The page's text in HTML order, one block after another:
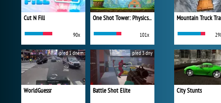
Cut N Fill
90x
One Shot Tower: Physics Destroyer
101x
WorldGuessr
před 1 dnem
Battle Shot Elite
před 3 dny
Mountain Truck
City Stunts